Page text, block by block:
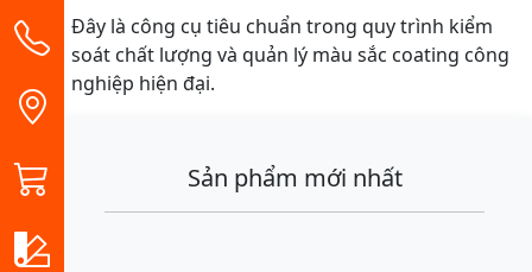
Đây là công cụ tiêu chuẩn trong quy trình kiểm
soát chất lượng và quản lý màu sắc coating công
nghiệp hiện đại.
Sản phẩm mới nhất